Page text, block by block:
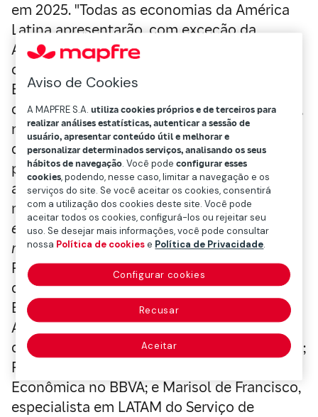
em 2025. "Todas as economias da América
Latina apresentarão, com exceção da
Argentina, crescimento em 2024, mas este
continuará muito abaixo do seu potencial.
Esta situação não responde a um fenômeno
conjuntural. Nos 50 anos, a taxa era de 5,5%,
nos 20 anos seguintes, 2,7%, e nas últimas
décadas de 1,6%. Portanto, trata-se de um
processo de enfraquecimento estrutural",
apontou o especialista, que participou da
mesa redondaAmérica Latina, panorama
econômico (I): Oportunidades e agenda de
reformas, junto com José Manuel González-
Páramo, ex-conselheiro executivo do BCE e
do Banco de España e professor da IESE
Business School; Ángel Melguizo, sócio da
Argia-GT&E; Silvia Hernández Martín,
diretora de Análise Econômica na Telefónica;
Rafael Doménech, responsável pela Análise
Econômica no BBVA; e Marisol de Francisco,
especialista em LATAM do Serviço de
Aviso de Cookies
A MAPFRE S.A.utiliza cookies próprios e de terceiros para
realizar análises estatísticas, autenticar a sessão de
usuário, apresentar conteúdo útil e melhorar e
personalizar determinados serviços, analisando os seus
hábitos de navegação. Você podeconfigurar esses
cookies, podendo, nesse caso, limitar a navegação e os
serviços do site. Se você aceitar os cookies, consentirá
com a utilização dos cookies deste site. Você pode
aceitar todos os cookies, configurá-los ou rejeitar seu
uso. Se desejar mais informações, você pode consultar
nossa Política de cookiese Política de Privacidade.
Configurar cookies
Recusar
Aceitar